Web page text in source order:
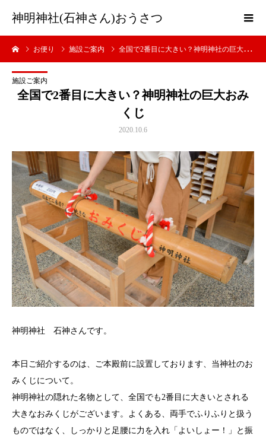
神明神社(石神さん)おうさつ
お便り 施設ご案内 全国で2番目に大きい？神明神社の巨大おみくじ
施設ご案内
全国で2番目に大きい？神明神社の巨大おみ
くじ
2020.10.6
神明神社 石神さんです。
本日ご紹介するのは、ご本殿前に設置しております、当神社のお
みくじについて。
神明神社の隠れた名物として、全国でも2番目に大きいとされる
大きなおみくじがございます。よくある、両手でふりふりと扱う
ものではなく、しっかりと足腰に力を入れ「よいしょー！」と振